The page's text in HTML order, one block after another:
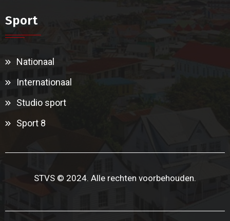
Sport
Nationaal
Internationaal
Studio sport
Sport 8
STVS © 2024. Alle rechten voorbehouden.